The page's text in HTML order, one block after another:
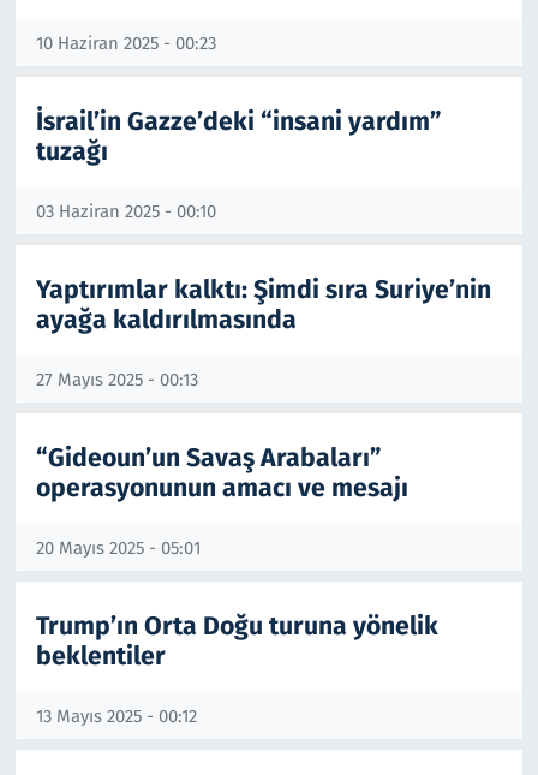
10 Haziran 2025 - 00:23
İsrail’in Gazze’deki “insani yardım”
tuzağı
03 Haziran 2025 - 00:10
Yaptırımlar kalktı: Şimdi sıra Suriye’nin
ayağa kaldırılmasında
27 Mayıs 2025 - 00:13
“Gideoun’un Savaş Arabaları”
operasyonunun amacı ve mesajı
20 Mayıs 2025 - 05:01
Trump’ın Orta Doğu turuna yönelik
beklentiler
13 Mayıs 2025 - 00:12
Resmi İlanlar
Rüya Tabirleri
Sağlık
Savunma Sanayi
Seçim 2023
Televizyon